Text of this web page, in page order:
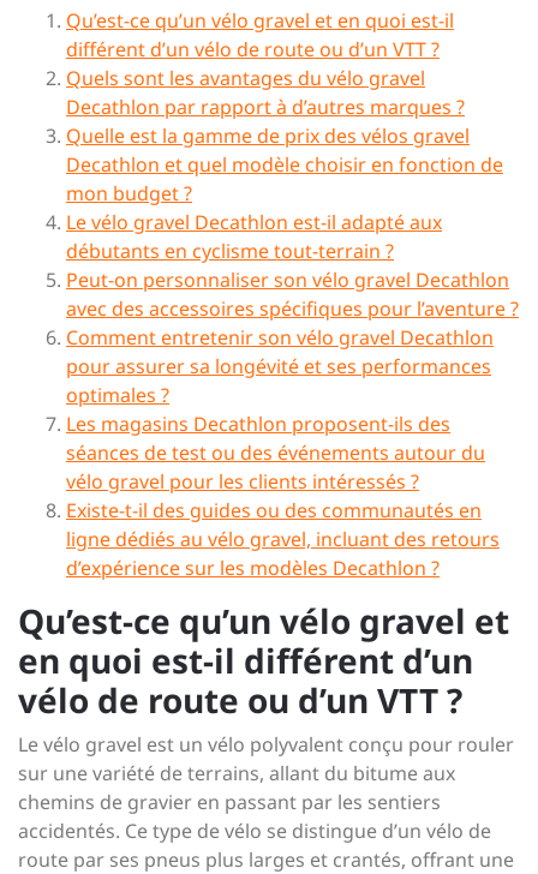
Qu’est-ce qu’un vélo gravel et en quoi est-il
différent d’un vélo de route ou d’un VTT ?
Quels sont les avantages du vélo gravel
Decathlon par rapport à d’autres marques ?
Quelle est la gamme de prix des vélos gravel
Decathlon et quel modèle choisir en fonction de
mon budget ?
Le vélo gravel Decathlon est-il adapté aux
débutants en cyclisme tout-terrain ?
Peut-on personnaliser son vélo gravel Decathlon
avec des accessoires spécifiques pour l’aventure ?
Comment entretenir son vélo gravel Decathlon
pour assurer sa longévité et ses performances
optimales ?
Les magasins Decathlon proposent-ils des
séances de test ou des événements autour du
vélo gravel pour les clients intéressés ?
Existe-t-il des guides ou des communautés en
ligne dédiés au vélo gravel, incluant des retours
d’expérience sur les modèles Decathlon ?
Qu’est-ce qu’un vélo gravel et
en quoi est-il différent d’un
vélo de route ou d’un VTT ?
Le vélo gravel est un vélo polyvalent conçu pour rouler
sur une variété de terrains, allant du bitume aux
chemins de gravier en passant par les sentiers
accidentés. Ce type de vélo se distingue d’un vélo de
route par ses pneus plus larges et crantés, offrant une